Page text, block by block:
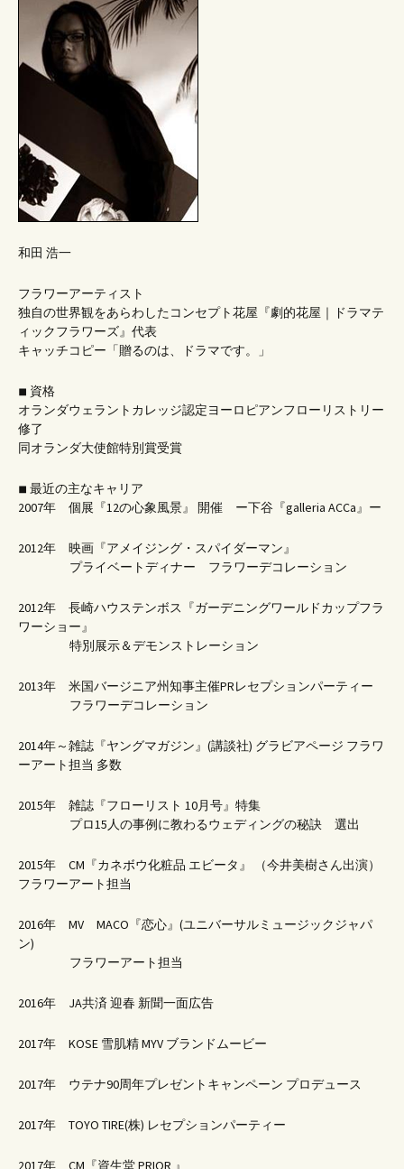
ビ
ゲ
ー
シ
ョ
ン
和田 浩一
フラワーアーティスト
独自の世界観をあらわしたコンセプト花屋『劇的花屋｜ドラマテ
ィックフラワーズ』代表
キャッチコピー「贈るのは、ドラマです。」
◾︎ 資格
オランダウェラントカレッジ認定ヨーロピアンフローリストリー
修了
同オランダ大使館特別賞受賞
◾︎ 最近の主なキャリア
2007年 個展『12の心象風景』 開催 ー下谷『galleria ACCa』ー
2012年 映画『アメイジング・スパイダーマン』
プライベートディナー フラワーデコレーション
2012年 長崎ハウステンボス『ガーデニングワールドカップフラ
ワーショー』
特別展示＆デモンストレーション
2013年 米国バージニア州知事主催PRレセプションパーティー
フラワーデコレーション
2014年～雑誌『ヤングマガジン』(講談社) グラビアページ フラワ
ーアート担当 多数
2015年 雑誌『フローリスト 10月号』特集
プロ15人の事例に教わるウェディングの秘訣 選出
2015年 CM『カネボウ化粧品 エビータ』 （今井美樹さん出演）
フラワーアート担当
2016年 MV MACO『恋心』(ユニバーサルミュージックジャパ
ン)
フラワーアート担当
2016年 JA共済 迎春 新聞一面広告
2017年 KOSE 雪肌精 MYV ブランドムービー
2017年 ウテナ90周年プレゼントキャンペーン プロデュース
2017年 TOYO TIRE(株) レセプションパーティー
2017年 CM『資生堂 PRIOR 』